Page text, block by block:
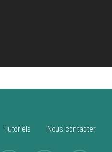
Tutoriels Nous contacter